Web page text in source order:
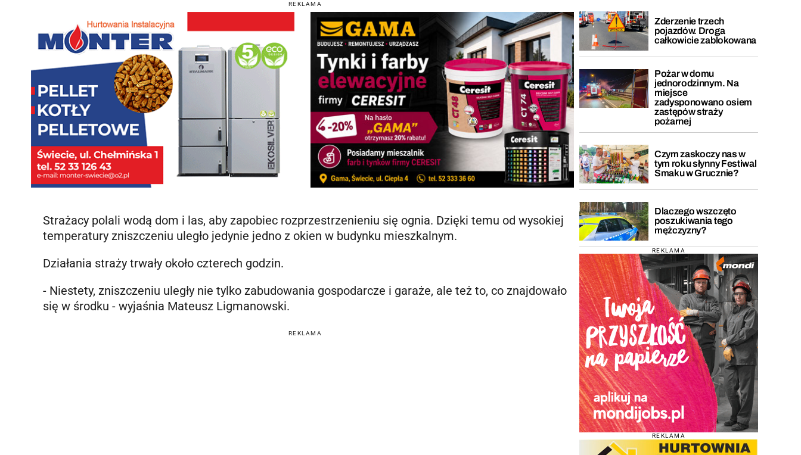
REKLAMA
Strażacy polali wodą dom i las, aby zapobiec rozprzestrzenieniu się ognia. Dzięki temu od wysokiej
temperatury zniszczeniu uległo jedynie jedno z okien w budynku mieszkalnym.
Działania straży trwały około czterech godzin.
- Niestety, zniszczeniu uległy nie tylko zabudowania gospodarcze i garaże, ale też to, co znajdowało
się w środku - wyjaśnia Mateusz Ligmanowski.
REKLAMA
Zderzenie trzech
pojazdów. Droga
całkowicie zablokowana
Pożar w domu
jednorodzinnym. Na
miejsce
zadysponowano osiem
zastępów straży
pożarnej
Czym zaskoczy nas w
tym roku słynny Festiwal
Smaku w Grucznie?
Dlaczego wszczęto
poszukiwania tego
mężczyzny?
REKLAMA
REKLAMA